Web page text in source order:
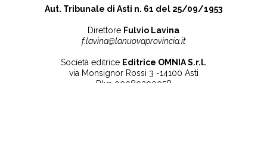
Aut. Tribunale di Asti n. 61 del 25/09/1953
Direttore Fulvio Lavina
f.lavina@lanuovaprovincia.it
Società editrice Editrice OMNIA S.r.l.
via Monsignor Rossi 3 -14100 Asti
P.Iva 00080200058